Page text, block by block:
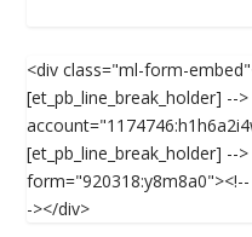
<div class="ml-form-
[et_pb_line_break_holder] --
[et_pb_line_break_holder] --
-></div>